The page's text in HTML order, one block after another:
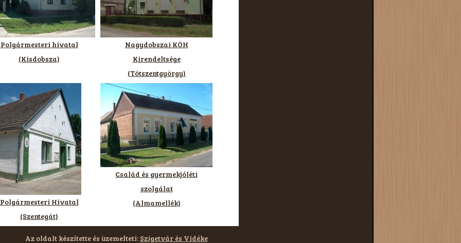
Polgármesteri hivatal
(Kisdobsza)
Nagydobszai KÖH
Kirendeltsége
(Tótszentgyörgy)
Polgármesteri Hivatal
(Szentegát)
Család és gyermekjóléti
szolgálat
(Almamellék)
Az oldalt készítette és üzemelteti: Szigetvár és Vidéke